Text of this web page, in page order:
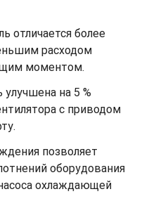
отличается более
расходом
моментом.
на 5 %
с приводом
позволяет
оборудования
охлаждающей